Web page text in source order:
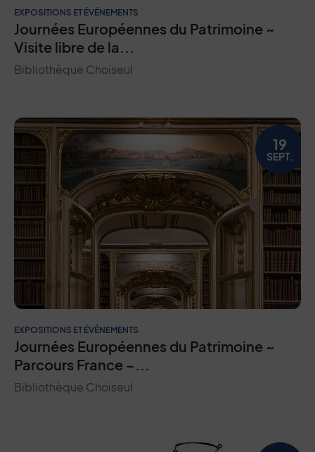
EXPOSITIONS ET ÉVÉNEMENTS
Journées Européennes du Patrimoine ~
Visite libre de la...
Bibliothèque Choiseul
EXPOSITIONS ET ÉVÉNEMENTS
Journées Européennes du Patrimoine ~
Parcours France –...
Bibliothèque Choiseul
19
SEPT.